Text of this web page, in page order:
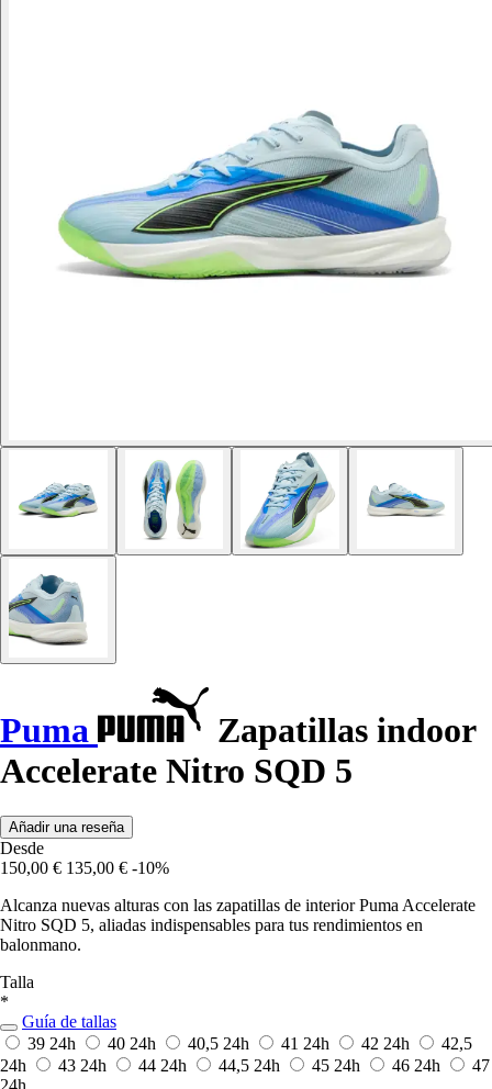
Puma
Zapatillas indoor
Accelerate Nitro SQD 5
Añadir una reseña
Desde
150,00 € 135,00 € -10%
Alcanza nuevas alturas con las zapatillas de interior Puma Accelerate
Nitro SQD 5, aliadas indispensables para tus rendimientos en
balonmano.
Talla
*
Guía de tallas
39 24h 40 24h 40,5 24h 41 24h 42 24h
42,5
24h
43 24h 44 24h 44,5 24h 45 24h 46 24h
47
24h